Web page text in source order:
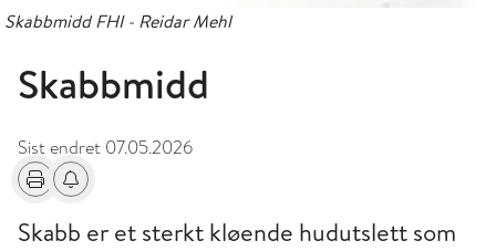
Skabbmidd FHI - Reidar Mehl
Skabbmidd
Sist endret 07.05.2026
Skriv utFå varsel om endringer
Skabb er et sterkt kløende hudutslett som